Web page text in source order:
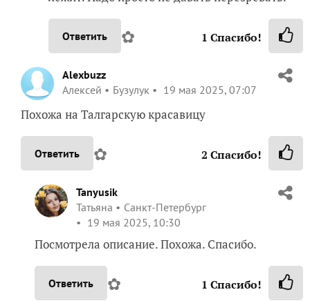
Ответить ✿ 1 Спасибо!
Alexbuzz
Алексей
Бузулук 19 мая 2025, 07:07
Похожа на Талгарскую красавицу
Ответить ✿ 2 Спасибо!
Tanyusik
Татьяна
Санкт-Петербург
19 мая 2025, 10:30
Посмотрела описание. Похожа. Спасибо.
Ответить ✿ 1 Спасибо!